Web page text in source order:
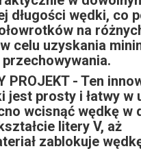
długości wędki, co
na
celu uzyskania
PROJEKT - Ten
jest prosty i łatwy w
wcisnąć wędkę w
litery V, aż
zablokuje